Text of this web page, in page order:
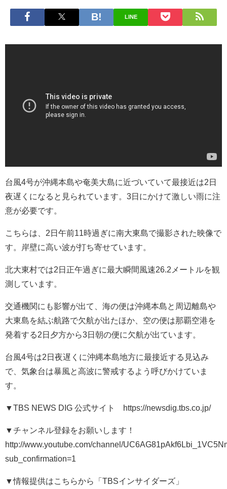
LINE
台風4号が沖縄本島や奄美大島に近づいていて最接近は2日
夜遅くになると見られています。3日にかけて激しい雨に注
意が必要です。
こちらは、2日午前11時過ぎに南大東島で撮影された映像で
す。岸壁に高い波が打ち寄せています。
北大東村では2日正午過ぎに最大瞬間風速26.2メートルを観
測しています。
交通機関にも影響が出て、海の便は沖縄本島と周辺離島や
大東島を結ぶ航路で欠航が出たほか、空の便は那覇空港を
発着する2日夕方から3日朝の便に欠航が出ています。
台風4号は2日夜遅くに沖縄本島地方に最接近する見込み
で、気象台は暴風と高波に警戒するよう呼びかけていま
す。
▼TBS NEWS DIG 公式サイト https://newsdig.tbs.co.jp/
▼チャンネル登録をお願いします！
http://www.youtube.com/channel/
sub_confirmation=1
▼情報提供はこちらから「TBSインサイダーズ」